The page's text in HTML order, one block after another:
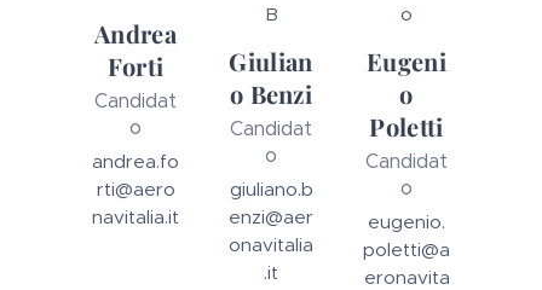
Andrea
Forti
Candidat
o
andrea.fo
rti@aero
navitalia.it
B
Giulian
o Benzi
Candidat
o
giuliano.b
enzi@aer
onavitalia
.it
o
Eugeni
o
Poletti
Candidat
o
eugenio.
poletti@a
eronavita